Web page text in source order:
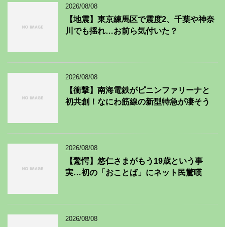
2026/08/08
【地震】東京練馬区で震度2、千葉や神奈
川でも揺れ…お前ら気付いた？
2026/08/08
【衝撃】南海電鉄がピニンファリーナと
初共創！なにわ筋線の新型特急が凄そう
2026/08/08
【驚愕】悠仁さまがもう19歳という事
実…初の「おことば」にネット民驚嘆
2026/08/08